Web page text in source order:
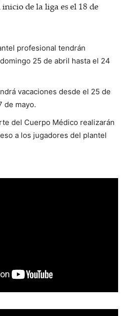
de la liga es el 18 de
profesional tendrán
25 de abril hasta el 24
vacaciones desde el 25 de
de mayo.
del Cuerpo Médico realizarán
a los jugadores del plantel